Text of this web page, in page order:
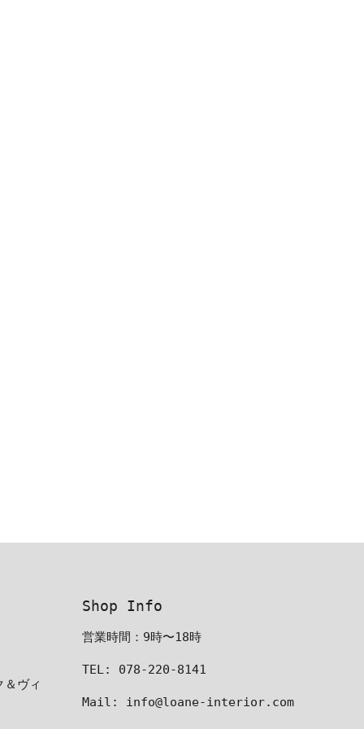
ヴィ
Shop Info
営業時間：9時〜18時
TEL: 078-220-8141
Mail: info@loane-interior.com